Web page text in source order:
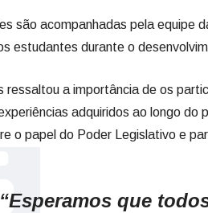
são acompanhadas pela equipe
estudantes durante o
ressaltou a importância de os
adquiridos ao longo do
o papel do Poder Legislativo e
“Esperamos que